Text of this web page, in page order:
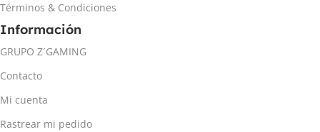
Términos & Condiciones
Información
GRUPO Z´GAMING
Contacto
Mi cuenta
Rastrear mi pedido